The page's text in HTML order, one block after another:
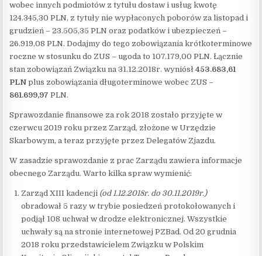
wobec innych podmiotów z tytułu dostaw i usług kwotę
124.345,30 PLN, z tytuły nie wypłaconych poborów za listopad i
grudzień – 23.505,35 PLN oraz podatków i ubezpieczeń –
26.919,08 PLN. Dodajmy do tego zobowiązania krótkoterminowe
roczne w stosunku do ZUS – ugoda to 107.179,00 PLN. Łącznie
stan zobowiązań Związku na 31.12.2018r. wyniósł453.683,61
PLN plus zobowiązania długoterminowe wobec ZUS –
861.699,97 PLN.
Sprawozdanie finansowe za rok 2018 zostało przyjęte w
czerwcu 2019 roku przez Zarząd, złożone w Urzędzie
Skarbowym, a teraz przyjęte przez Delegatów Zjazdu.
W zasadzie sprawozdanie z prac Zarządu zawiera informacje
obecnego Zarządu. Warto kilka spraw wymienić:
Zarząd XIII kadencji (od 1.12.2018r. do 30.11.2019r.)
obradował 5 razy w trybie posiedzeń protokołowanych i
podjął 108 uchwał w drodze elektronicznej. Wszystkie
uchwały są na stronie internetowej PZBad. Od 20 grudnia
2018 roku przedstawicielem Związku w Polskim